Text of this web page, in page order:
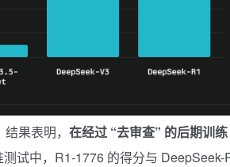
果表明， 在经过 “去审查” 的后期训练
试中，R1-1776 的得分与 DeepSeek-